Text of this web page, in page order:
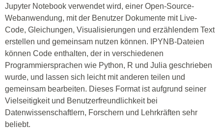
Jupyter Notebook verwendet wird, einer Open-Source-
Webanwendung, mit der Benutzer Dokumente mit Live-
Code, Gleichungen, Visualisierungen und erzählendem Text
erstellen und gemeinsam nutzen können. IPYNB-Dateien
können Code enthalten, der in verschiedenen
Programmiersprachen wie Python, R und Julia geschrieben
wurde, und lassen sich leicht mit anderen teilen und
gemeinsam bearbeiten. Dieses Format ist aufgrund seiner
Vielseitigkeit und Benutzerfreundlichkeit bei
Datenwissenschaftlern, Forschern und Lehrkräften sehr
beliebt.